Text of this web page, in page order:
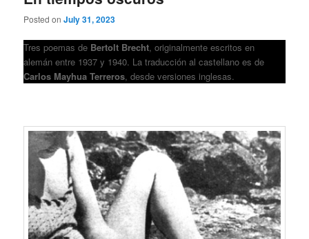
Posted onJuly 31, 2023
Tres poemas de Bertolt Brecht, originalmente escritos en
alemán entre 1937 y 1940. La traducción al castellano es de
Carlos Mayhua Terreros, desde versiones inglesas.